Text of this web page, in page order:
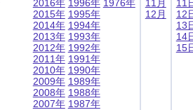
2016年
2015年
2014年
2013年
2012年
2011年
2010年
2009年
2008年
2007年
1996年
1995年
1994年
1993年
1992年
1991年
1990年
1989年
1988年
1987年
1976年
11月
12月
11
12
13
14
15